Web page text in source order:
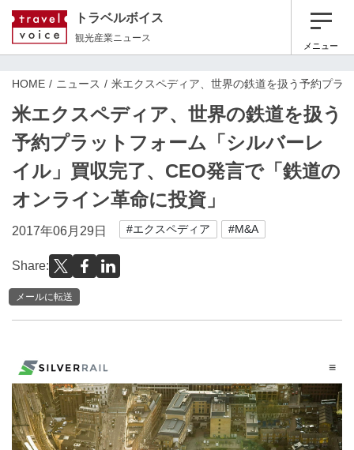
トラベルボイス
観光産業ニュース
メニュー
HOME ニュース 米エクスペディア、世界の鉄道を扱う予約プラ
米エクスペディア、世界の鉄道を扱う
予約プラットフォーム「シルバーレ
イル」買収完了、CEO発言で「鉄道の
オンライン革命に投資」
2017年06月29日 #エクスペディア #M&A
Share:
メールに転送